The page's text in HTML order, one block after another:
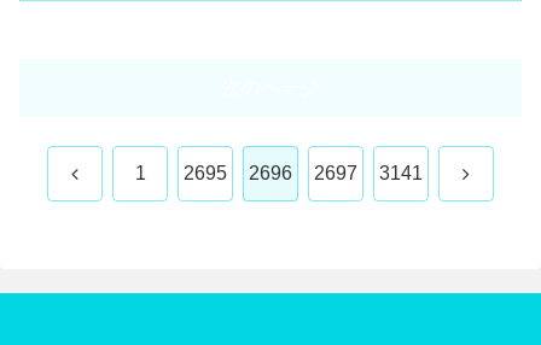
前 1 2695 2696 2697 3141 次